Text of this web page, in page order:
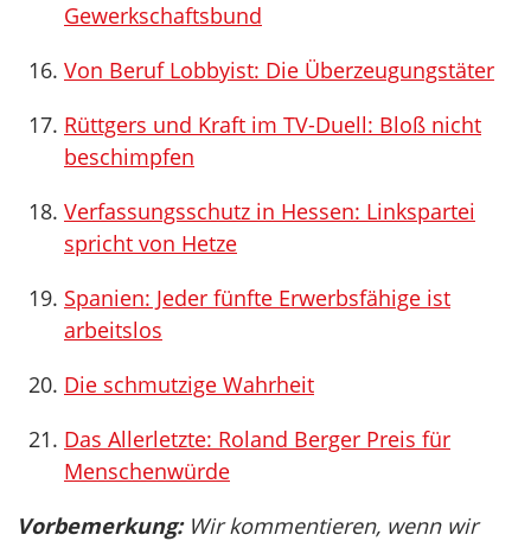
Gewerkschaftsbund
Von Beruf Lobbyist: Die Überzeugungstäter
Rüttgers und Kraft im TV-Duell: Bloß nicht
beschimpfen
Verfassungsschutz in Hessen: Linkspartei
spricht von Hetze
Spanien: Jeder fünfte Erwerbsfähige ist
arbeitslos
Die schmutzige Wahrheit
Das Allerletzte: Roland Berger Preis für
Menschenwürde
Vorbemerkung:Wir kommentieren, wenn wir